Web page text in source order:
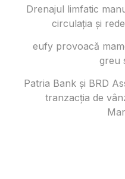
Drenajul limfatic
circulația și
eufy provoacă
greu
Patria Bank și BRD
tranzacția de